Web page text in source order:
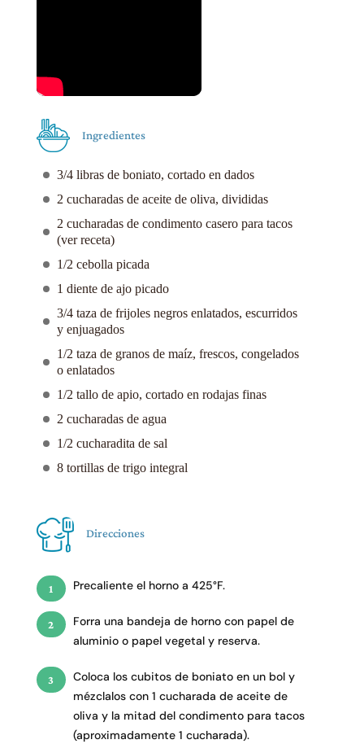
Ingredientes
3/4 libras de boniato, cortado en dados
2 cucharadas de aceite de oliva, divididas
2 cucharadas de condimento casero para tacos
(ver receta)
1/2 cebolla picada
1 diente de ajo picado
3/4 taza de frijoles negros enlatados, escurridos
y enjuagados
1/2 taza de granos de maíz, frescos, congelados
o enlatados
1/2 tallo de apio, cortado en rodajas finas
2 cucharadas de agua
1/2 cucharadita de sal
8 tortillas de trigo integral
Direcciones
Precaliente el horno a 425°F.
Forra una bandeja de horno con papel de
aluminio o papel vegetal y reserva.
Coloca los cubitos de boniato en un bol y
mézclalos con 1 cucharada de aceite de
oliva y la mitad del condimento para tacos
(aproximadamente 1 cucharada).